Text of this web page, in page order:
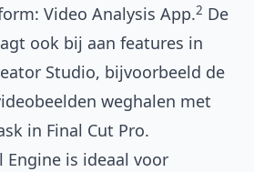
Video Analysis App.2 De
ook bij aan features in
Studio, bijvoorbeeld de
weghalen met
in Final Cut Pro.
Engine is ideaal voor